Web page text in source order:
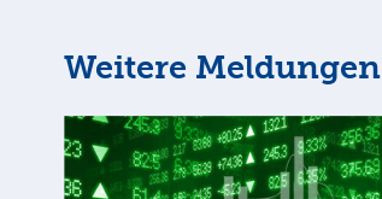
Weitere Meldungen